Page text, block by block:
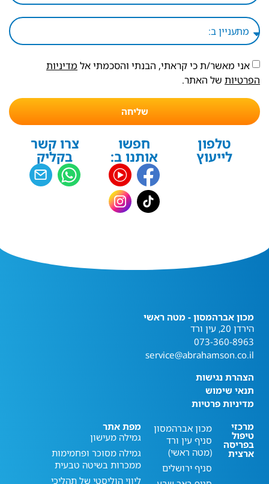
אני מאשר/ת כי קראתי, הבנתי והסכמתי אל מדיניות
הפרטיות של האתר.
שליחה
טלפון
לייעוץ
חפשו
אותנו ב:
צרו קשר
בקליק
מכון אברהמסון - מטה ראשי
הירדן 20, עין ורד
073-360-8963
service@abrahamson.co.il
הצהרת נגישות
תנאי שימוש
מדיניות פרטיות
מרכזי
טיפול
בפריסה
ארצית
מכון אברהמסון
סניף עין ורד
(מטה ראשי)
סניף ירושלים
מפת אתר
גמילה מעישון
גמילה מסוכר ופחמימות
ממכרות בשיטה טבעית
ליווי הוליסטי של תהליכי